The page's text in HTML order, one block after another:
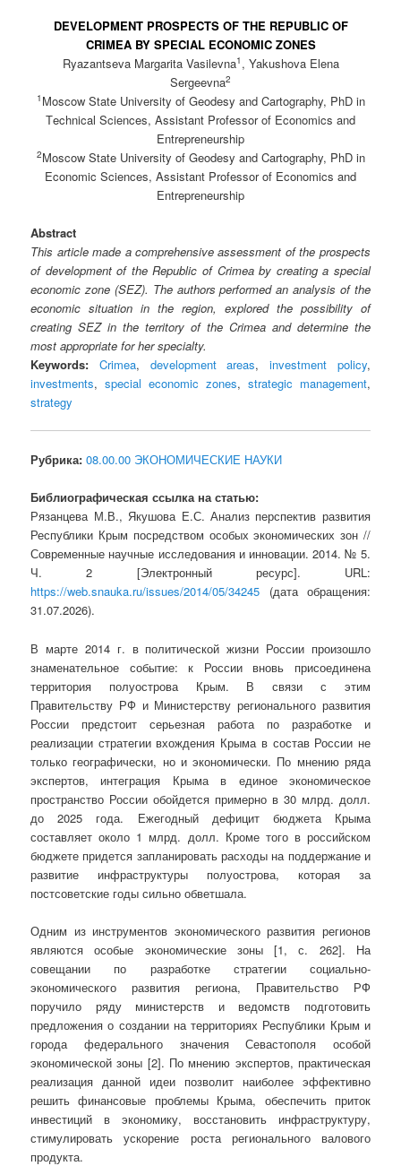
DEVELOPMENT PROSPECTS OF THE REPUBLIC OF
CRIMEA BY SPECIAL ECONOMIC ZONES
Ryazantseva Margarita Vasilevna1 , Yakushova Elena
Sergeevna2
1 Moscow State University of Geodesy and Cartography, PhD in
Тechnical Sciences, Assistant Professor of Economics and
Entrepreneurship
2Moscow State University of Geodesy and Cartography, PhD in
Economic Sciences, Assistant Professor of Economics and
Entrepreneurship
Abstract
This article made a comprehensive assessment of the prospects
of development of the Republic of Crimea by creating a special
economic zone (SEZ). The authors performed an analysis of the
economic situation in the region, explored the possibility of
creating SEZ in the territory of the Crimea and determine the
most appropriate for her specialty.
Keywords:
Crimea, development areas,investment policy,
investments,special economic zones, strategic management,
strategy
Рубрика: 08.00.00 ЭКОНОМИЧЕСКИЕ НАУКИ
Библиографическая ссылка на статью:
Рязанцева М.В., Якушова Е.С. Анализ перспектив развития
Республики Крым посредством особых экономических зон //
Современные научные исследования и инновации. 2014. № 5.
Ч. 2 [Электронный ресурс]. URL:
https://web.snauka.ru/issues/2014/05/34245 (дата обращения:
31.07.2026).
В марте 2014 г. в политической жизни России произошло
знаменательное событие: к России вновь присоединена
территория полуострова Крым. В связи с этим
Правительству РФ и Министерству регионального развития
России предстоит серьезная работа по разработке и
реализации стратегии вхождения Крыма в состав России не
только географически, но и экономически. По мнению ряда
экспертов, интеграция Крыма в единое экономическое
пространство России обойдется примерно в 30 млрд. долл.
до 2025 года. Ежегодный дефицит бюджета Крыма
составляет около 1 млрд. долл. Кроме того в российском
бюджете придется запланировать расходы на поддержание и
развитие инфраструктуры полуострова, которая за
постсоветские годы сильно обветшала.
Одним из инструментов экономического развития регионов
являются особые экономические зоны [1, с. 262]. На
совещании по разработке стратегии социально-
экономического развития региона, Правительство РФ
поручило ряду министерств и ведомств подготовить
предложения о создании на территориях Республики Крым и
города федерального значения Севастополя особой
экономической зоны [2]. По мнению экспертов, практическая
реализация данной идеи позволит наиболее эффективно
решить финансовые проблемы Крыма, обеспечить приток
инвестиций в экономику, восстановить инфраструктуру,
стимулировать ускорение роста регионального валового
продукта.